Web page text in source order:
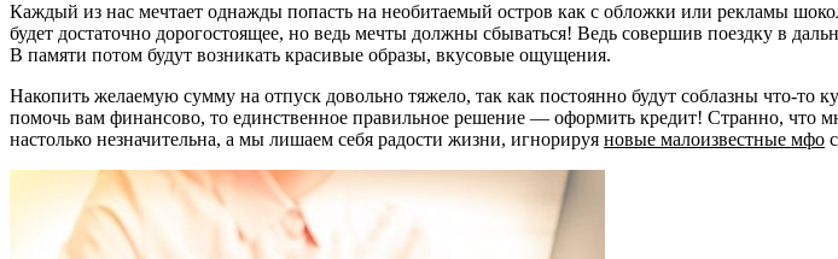
Каждый из нас мечтает однажды попасть на необитаемый остров как с обложки или рекламы
будет достаточно дорогостоящее, но ведь мечты должны сбываться! Ведь совершив поездку в
В памяти потом будут возникать красивые образы, вкусовые ощущения.
Накопить желаемую сумму на отпуск довольно тяжело, так как постоянно будут соблазны что-
помочь вам финансово, то единственное правильное решение — оформить кредит! Странно, что
настолько незначительна, а мы лишаем себя радости жизни, игнорируя новые малоизвестные мфо